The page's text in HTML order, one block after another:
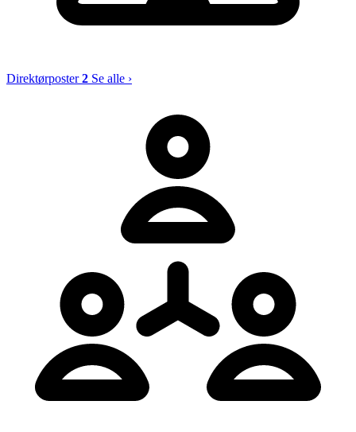
Direktørposter2 Se alle ›